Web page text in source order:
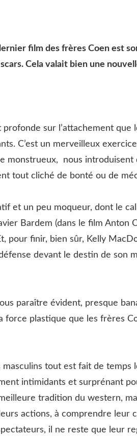
film des frères Coen est
Cela valait bien une
sur l’attachement que
C’est un merveilleux
monstrueux, nous introduisent
tout cliché de bonté ou de
et un peu moqueur, dont le
Bardem (dans le film Anton
pour finir, bien sûr, Kelly
devant le destin de son
paraître évident, presque
force plastique que les frères
tout est fait de temps
intimidants et surprénant
tradition du western,
actions, à comprendre leur
il ne reste que leur